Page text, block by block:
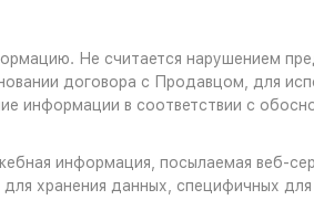
Не считается нарушением
договора с Продавцом, для
информации в соответствии с
информация, посылаемая веб-
хранения данных, специфичных